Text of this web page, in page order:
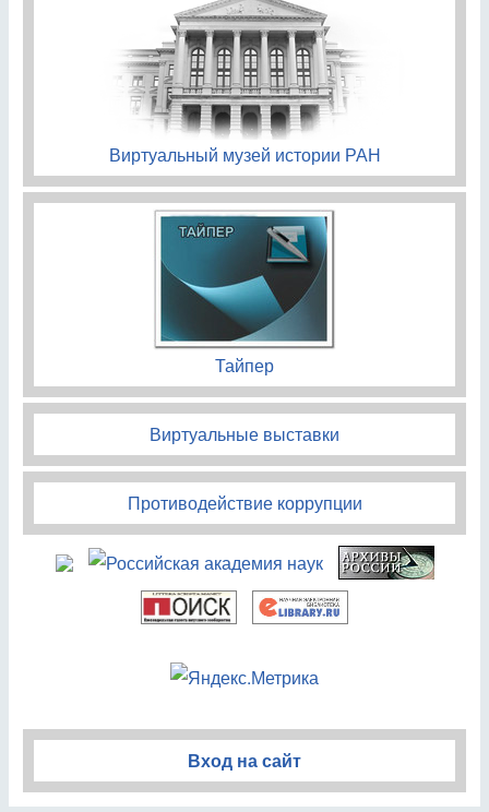
Виртуальный музей истории РАН
Тайпер
Виртуальные выставки
Противодействие коррупции
Вход на сайт